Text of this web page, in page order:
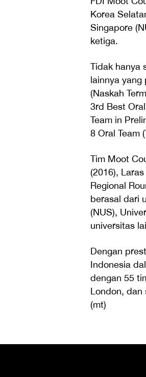
Korea
Singapore
ketiga.
Tidak hanya
lainnya
(Naskah
3rd Best
Team in
8 Oral Team
Tim Moot
(2016),
Regional
berasal dari
(NUS),
universitas
Dengan
Indonesia
dengan 55
London, dan
(mt)